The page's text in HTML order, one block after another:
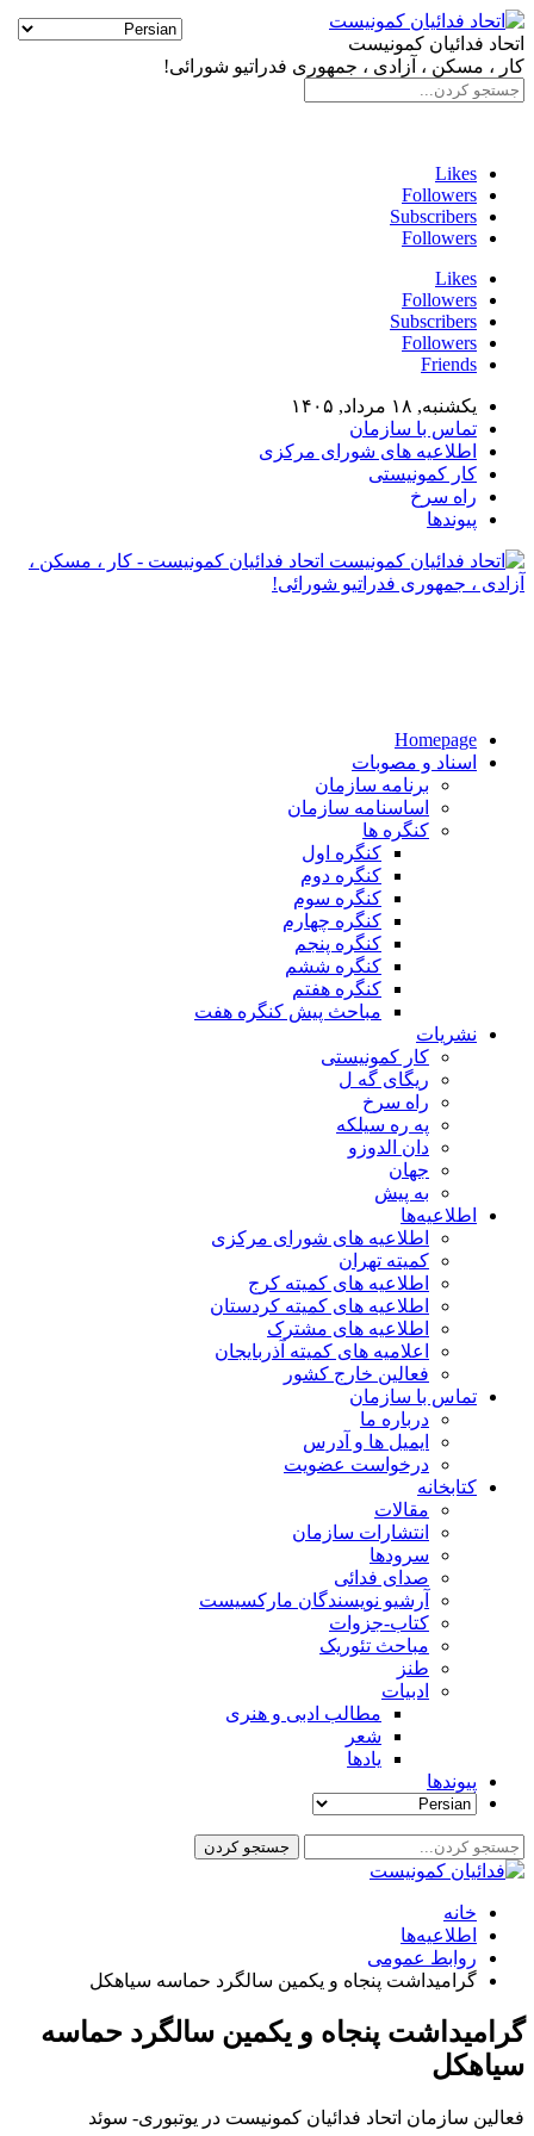
اتحاد فدائیان کمونیست
کار ، مسکن ، آزادی ، جمهوری فدراتیو شورائی!
Likes
Followers
Subscribers
Followers
Likes
Followers
Subscribers
Followers
Friends
یکشنبه, ۱۸ مرداد, ۱۴۰۵
تماس با سازمان
اطلاعیه های شورای مرکزی
کار کمونیستی
راه سرخ
پیوندها
اتحاد فدائیان کمونیست - کار ، مسکن ،
آزادی ، جمهوری فدراتیو شورائی!
Homepage
اسناد و مصوبات
برنامه سازمان
اساسنامه سازمان
کنگره ها
کنگره اول
کنگره دوم
کنگره سوم
کنگره چهارم
کنگره پنجم
کنگره ششم
کنگره هفتم
مباحث پیش کنگره هفت
نشریات
کار کمونیستی
ریگای گه ل
راه سرخ
په ره سیلکه
دان الدوزو
جهان
به پیش
اطلاعیه‌ها
اطلاعیه های شورای مرکزی
کمیته تهران
اطلاعیه های کمیته کرج
اطلاعیه های کمیته کردستان
اطلاعیه های مشترک
اعلامیه های کمیته آذربایجان
فعالین خارج کشور
تماس با سازمان
درباره ما
ایمیل ها و آدرس
درخواست عضویت
کتابخانه
مقالات
انتشارات سازمان
سرودها
صدای فدائی
آرشیو نویسندگان مارکسیست
کتاب-جزوات
مباحث تئوریک
طنز
ادبیات
مطالب ادبی و هنری
شعر
یادها
پیوندها
خانه
اطلاعیه‌ها
روابط عمومی
گرامیداشت پنجاه و یکمین سالگرد حماسه سیاهکل
گرامیداشت پنجاه و یکمین سالگرد حماسه
سیاهکل
فعالین سازمان اتحاد فدائیان کمونیست در یوتبوری- سوئد